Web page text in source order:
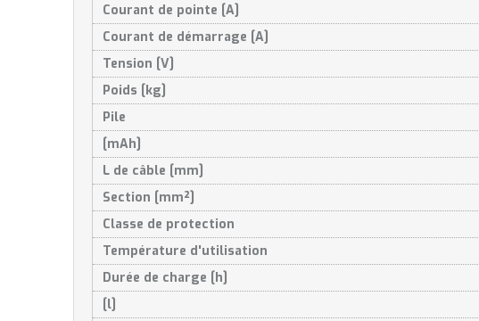
Courant de pointe [A]
Courant de démarrage [A]
Tension [V]
Poids [kg]
Pile
[mAh]
L de câble [mm]
Section [mm²]
Classe de protection
Température d'utilisation
Durée de charge [h]
[l]